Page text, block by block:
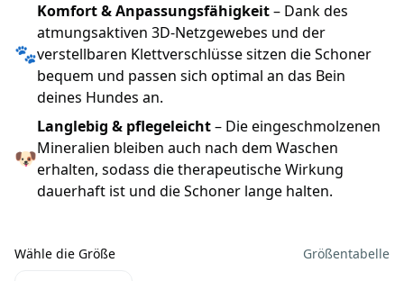
🐾
Komfort & Anpassungsfähigkeit– Dank des
atmungsaktiven 3D-Netzgewebes und der
verstellbaren Klettverschlüsse sitzen die Schoner
bequem und passen sich optimal an das Bein
deines Hundes an.
🐶
Langlebig & pflegeleicht– Die eingeschmolzenen
Mineralien bleiben auch nach dem Waschen
erhalten, sodass die therapeutische Wirkung
dauerhaft ist und die Schoner lange halten.
Wähle die Größe Größentabelle